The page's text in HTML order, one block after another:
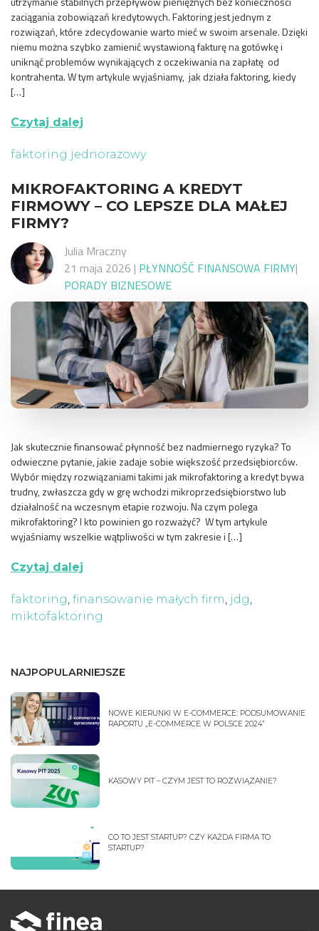
zaciągania zobowiązań kredytowych. Faktoring jest jednym z
rozwiązań, które zdecydowanie warto mieć w swoim arsenale. Dzięki
niemu można szybko zamienić wystawioną fakturę na gotówkę i
uniknąć problemów wynikających z oczekiwania na zapłatę od
kontrahenta. W tym artykule wyjaśniamy, jak działa faktoring, kiedy
[…]
Czytaj dalej
faktoring jednorazowy
MIKROFAKTORING A KREDYT
FIRMOWY – CO LEPSZE DLA MAŁEJ
FIRMY?
Julia Mraczny
21 maja 2026 | PŁYNNOŚĆ FINANSOWA FIRMY|
PORADY BIZNESOWE
Jak skutecznie finansować płynność bez nadmiernego ryzyka? To
odwieczne pytanie, jakie zadaje sobie większość przedsiębiorców.
Wybór między rozwiązaniami takimi jak mikrofaktoring a kredyt bywa
trudny, zwłaszcza gdy w grę wchodzi mikroprzedsiębiorstwo lub
działalność na wczesnym etapie rozwoju. Na czym polega
mikrofaktoring? I kto powinien go rozważyć? W tym artykule
wyjaśniamy wszelkie wątpliwości w tym zakresie i […]
Czytaj dalej
faktoring, finansowanie małych firm, jdg,
miktofaktoring
NAJPOPULARNIEJSZE
NOWE KIERUNKI W E-COMMERCE: PODSUMOWANIE
RAPORTU „E-COMMERCE W POLSCE 2024”
KASOWY PIT – CZYM JEST TO ROZWIĄZANIE?
CO TO JEST STARTUP? CZY KAŻDA FIRMA TO
STARTUP?